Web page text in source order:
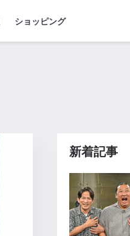
ショッピング
新着記事